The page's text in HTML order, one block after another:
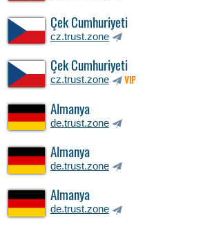
Çek Cumhuriyeti
cz.trust.zone
Çek Cumhuriyeti
cz.trust.zone VIP
Almanya
de.trust.zone
Almanya
de.trust.zone
Almanya
de.trust.zone